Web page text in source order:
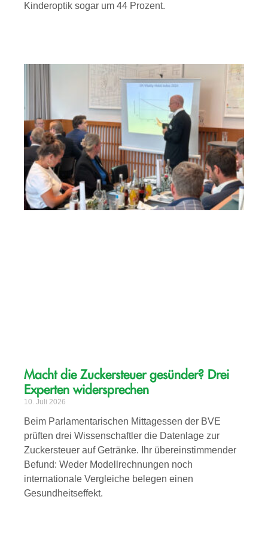
Kinderoptik sogar um 44 Prozent.
Macht die Zuckersteuer gesünder? Drei
Experten widersprechen
10. Juli 2026
Beim Parlamentarischen Mittagessen der BVE
prüften drei Wissenschaftler die Datenlage zur
Zuckersteuer auf Getränke. Ihr übereinstimmender
Befund: Weder Modellrechnungen noch
internationale Vergleiche belegen einen
Gesundheitseffekt.